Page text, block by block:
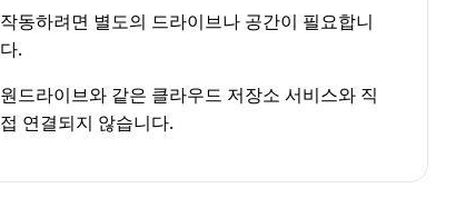
작동하려면 별도의 드라이브나 공간이 필요합니
다.
원드라이브와 같은 클라우드 저장소 서비스와 직
접 연결되지 않습니다.